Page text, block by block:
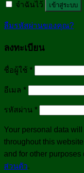
จำฉันไว้ เข้าสู่ระบบ
ลืมรหัสผ่านของคุณ?
ลงทะเบียน
ชื่อผู้ใช้ *
อีเมล *
รหัสผ่าน *
Your personal data
throughout this
and for other
ส่วนตัว.